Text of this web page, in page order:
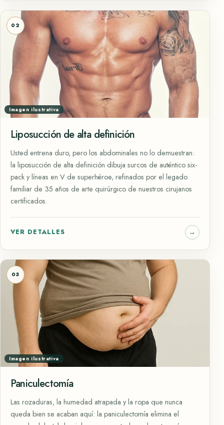
02
Imagen ilustrativa
Liposucción de alta definición
Usted entrena duro, pero los abdominales no lo demuestran:
la liposucción de alta definición dibuja surcos de auténtico six-
pack y líneas en V de superhéroe, refinados por el legado
familiar de 35 años de arte quirúrgico de nuestros cirujanos
certificados.
VER DETALLES
03
Imagen ilustrativa
Paniculectomía
Las rozaduras, la humedad atrapada y la ropa que nunca
queda bien se acaban aquí: la paniculectomía elimina el